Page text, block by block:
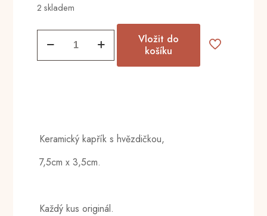
2 skladem
vánoční...
množství
Vložit do
košíku
Keramický kapřík s hvězdičkou,
7,5cm x 3,5cm.
Každý kus originál.